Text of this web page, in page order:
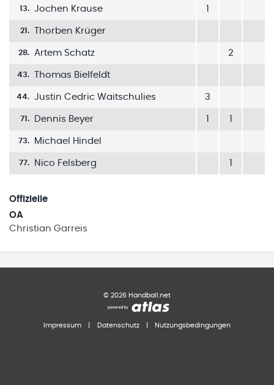
13. Jochen Krause
21. Thorben Krüger
28. Artem Schatz 2
43. Thomas Bielfeldt
44. Justin Cedric Waitschulies 3
71. Dennis Beyer
73. Michael Hindel
77. Nico Felsberg
Offizielle
OA
Christian Garreis
© 2026 Handball.net
Impressum Datenschutz Nutzungsbedingungen